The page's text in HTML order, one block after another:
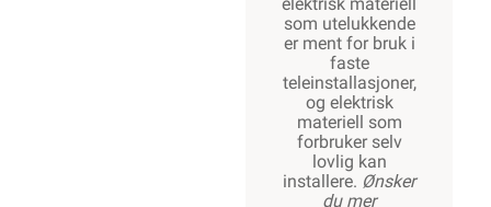
som utelukkende
er ment for bruk i
faste
teleinstallasjoner,
og elektrisk
materiell som
forbruker selv
lovlig kan
installere. Ønsker
du mer